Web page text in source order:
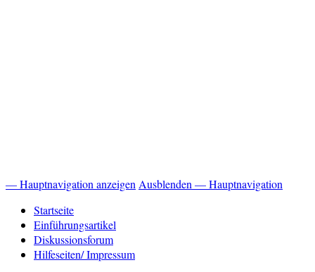
Hauptnavigation
— Hauptnavigation anzeigen Ausblenden — Hauptnavigation
Startseite
Einführungsartikel
Diskussionsforum
Hilfeseiten/ Impressum